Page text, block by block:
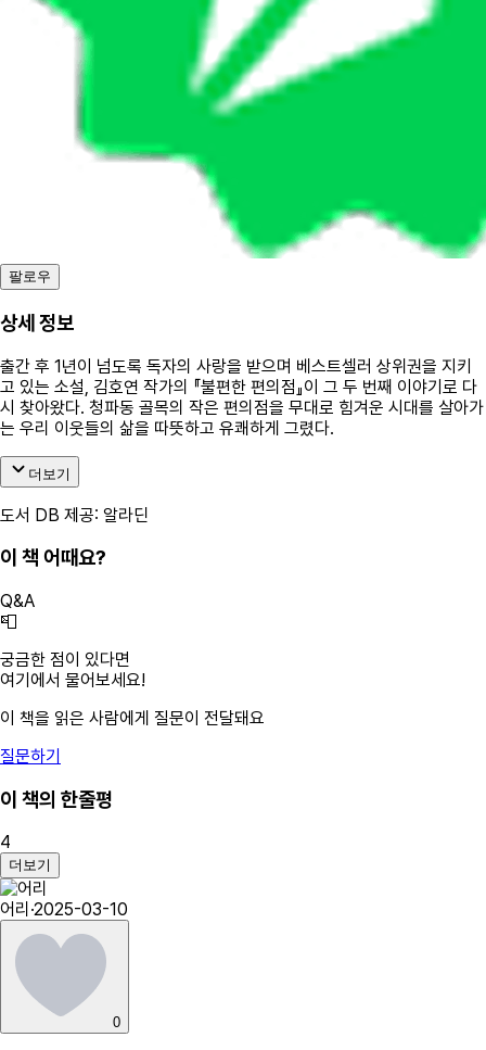
팔로우
상세 정보
출간 후 1년이 넘도록 독자의 사랑을 받으며 베스트셀러 상위권을 지키
고 있는 소설, 김호연 작가의 『불편한 편의점』이 그 두 번째 이야기로 다
시 찾아왔다. 청파동 골목의 작은 편의점을 무대로 힘겨운 시대를 살아가
는 우리 이웃들의 삶을 따뜻하고 유쾌하게 그렸다.
더보기
도서 DB 제공: 알라딘
이 책 어때요?
Q&A
📮
궁금한 점이 있다면
여기에서 물어보세요!
이 책을 읽은 사람에게 질문이 전달돼요
질문하기
이 책의 한줄평
4
더보기
어리 ·2025-03-10
0